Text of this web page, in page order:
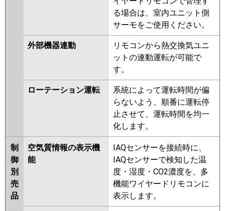
る場合は、室内ユニット側
サーモをご使用ください。
外部機器連動
リモコンから熱交換気ユニ
ットの連動運転が可能で
す。
ローテーション運転
系統によって運転時間が偏
らないよう、順番に運転停
止させて、運転時間を均一
化します。
制
御
別
売
品
空気質情報の表示機
能
IAQセンサーを接続時に、
IAQセンサーで検知した温
度・湿度・CO2濃度を、多
機能ワイヤードリモコンに
表示します。